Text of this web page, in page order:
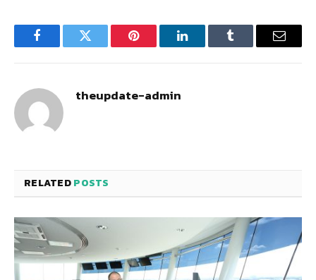
FacebookTwitter Pinterest LinkedInTumblr Email
theupdate-admin
RELATEDPOSTS